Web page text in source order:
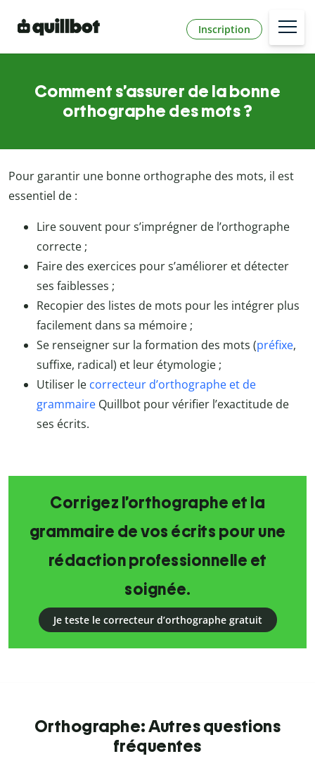
Inscription
Comment s’assurer de la bonne
orthographe des mots ?
Pour garantir une bonne orthographe des mots, il est
essentiel de :
Lire souvent pour s’imprégner de l’orthographe
correcte ;
Faire des exercices pour s’améliorer et détecter
ses faiblesses ;
Recopier des listes de mots pour les intégrer plus
facilement dans sa mémoire ;
Se renseigner sur la formation des mots (préfixe,
suffixe, radical) et leur étymologie ;
Utiliser le correcteur d’orthographe et de
grammaire Quillbot pour vérifier l’exactitude de
ses écrits.
Corrigez l’orthographe et la
grammaire de vos écrits pour une
rédaction professionnelle et
soignée.
Je teste le correcteur d’orthographe gratuit
Orthographe: Autres questions
fréquentes